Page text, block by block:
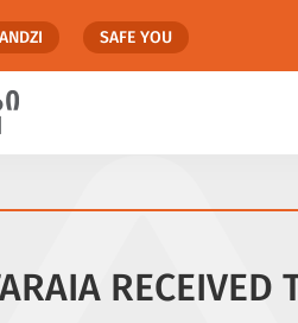
SAFE YOU
RECEIVED